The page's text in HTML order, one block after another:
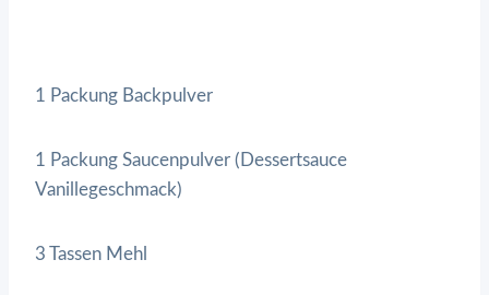
1 Packung Backpulver
1 Packung Saucenpulver (Dessertsauce
Vanillegeschmack)
3 Tassen Mehl